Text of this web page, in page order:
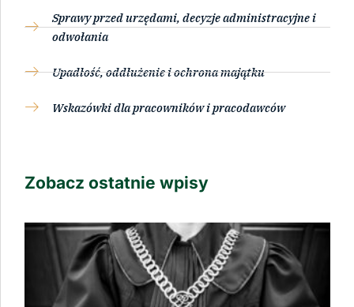
Sprawy przed urzędami, decyzje administracyjne i
odwołania
Upadłość, oddłużenie i ochrona majątku
Wskazówki dla pracowników i pracodawców
Zobacz ostatnie wpisy